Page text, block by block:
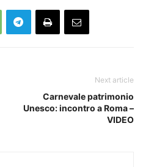
Next article
Carnevale patrimonio
Unesco: incontro a Roma –
VIDEO